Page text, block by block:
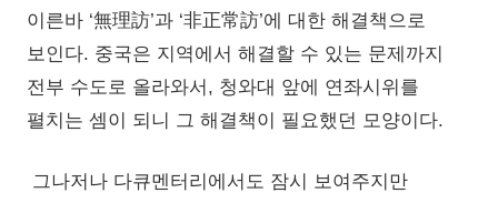
이른바 ‘無理訪’과 ‘非正常訪’에 대한 해결책으로
보인다. 중국은 지역에서 해결할 수 있는 문제까지
전부 수도로 올라와서, 청와대 앞에 연좌시위를
펼치는 셈이 되니 그 해결책이 필요했던 모양이다.
그나저나 다큐멘터리에서도 잠시 보여주지만